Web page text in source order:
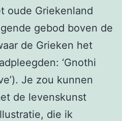
oude Griekenland
gebod boven de
de Grieken het
‘Gnothi
Je zou kunnen
de levenskunst
die ik